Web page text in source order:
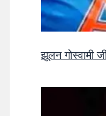
झूलन